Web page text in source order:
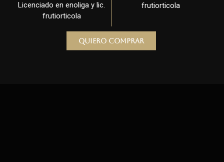
Licenciado en enoliga y lic.
frutiorticola
frutiorticola
Quiero comprar